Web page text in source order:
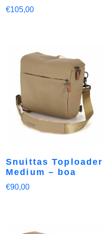
€105,00
Snuittas Toploader
Medium – boa
€90,00